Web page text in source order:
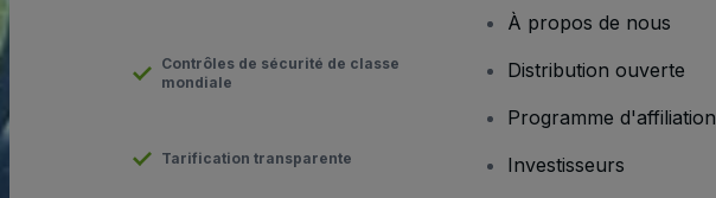
Contrôles de sécurité de classe
mondiale
Tarification transparente
À propos de nous
Distribution ouverte
Programme d'affiliation
Investisseurs